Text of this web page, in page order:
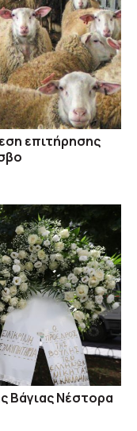
επιτήρησης
Βάγιας Νέστορα